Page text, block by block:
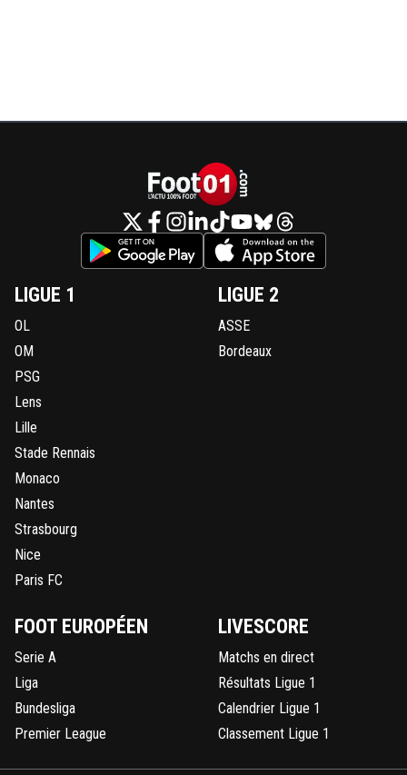
LIGUE 1
OL
OM
PSG
Lens
Lille
Stade Rennais
Monaco
Nantes
Strasbourg
Nice
Paris FC
LIGUE 2
ASSE
Bordeaux
FOOT EUROPÉEN
Serie A
Liga
Bundesliga
Premier League
LIVESCORE
Matchs en direct
Résultats Ligue 1
Calendrier Ligue 1
Classement Ligue 1